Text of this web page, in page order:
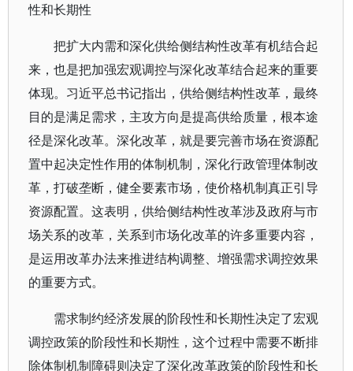
性和长期性
把扩大内需和深化供给侧结构性改革有机结合起
来，也是把加强宏观调控与深化改革结合起来的重要
体现。习近平总书记指出，供给侧结构性改革，最终
目的是满足需求，主攻方向是提高供给质量，根本途
径是深化改革。深化改革，就是要完善市场在资源配
置中起决定性作用的体制机制，深化行政管理体制改
革，打破垄断，健全要素市场，使价格机制真正引导
资源配置。这表明，供给侧结构性改革涉及政府与市
场关系的改革，关系到市场化改革的许多重要内容，
是运用改革办法来推进结构调整、增强需求调控效果
的重要方式。
需求制约经济发展的阶段性和长期性决定了宏观
调控政策的阶段性和长期性，这个过程中需要不断排
除体制机制障碍则决定了深化改革政策的阶段性和长